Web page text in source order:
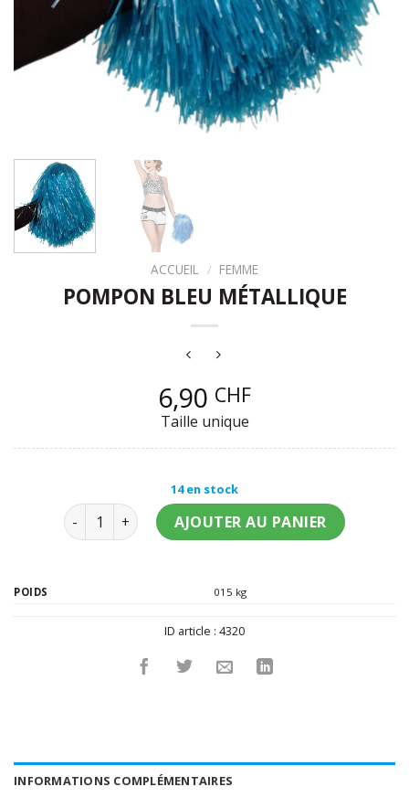
ACCUEIL / FEMME
POMPON BLEU MÉTALLIQUE
6,90 CHF
Taille unique
14 en stock
quantité de Pompon bleu métallique
AJOUTER AU PANIER
POIDS 015 kg
ID article : 4320
INFORMATIONS COMPLÉMENTAIRES